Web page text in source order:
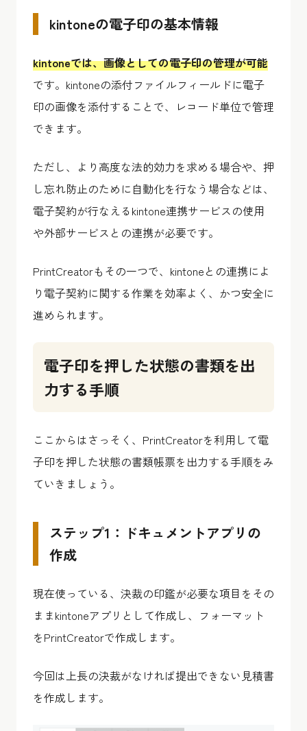
kintoneの電子印の基本情報
kintoneでは、画像としての電子印の管理が可能
です。kintoneの添付ファイルフィールドに電子
印の画像を添付することで、レコード単位で管理
できます。
ただし、より高度な法的効力を求める場合や、押
し忘れ防止のために自動化を行なう場合などは、
電子契約が行なえるkintone連携サービスの使用
や外部サービスとの連携が必要です。
PrintCreatorもその一つで、kintoneとの連携によ
り電子契約に関する作業を効率よく、かつ安全に
進められます。
電子印を押した状態の書類を出
力する手順
ここからはさっそく、PrintCreatorを利用して電
子印を押した状態の書類帳票を出力する手順をみ
ていきましょう。
ステップ1：ドキュメントアプリの
作成
現在使っている、決裁の印鑑が必要な項目をその
ままkintoneアプリとして作成し、フォーマット
をPrintCreatorで作成します。
今回は上長の決裁がなければ提出できない見積書
を作成します。